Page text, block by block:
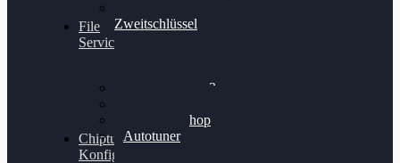
Zweitschlüssel
File
Service
Alientech Kess3
Alientech Shop
Autotuner
Chiptuning
Konfigurator